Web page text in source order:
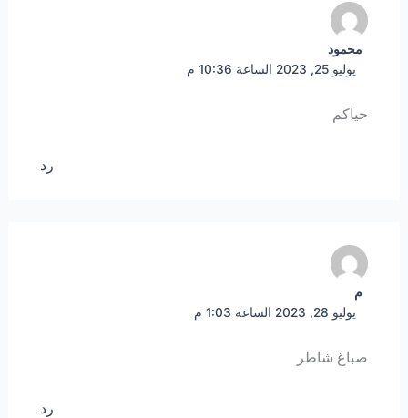
محمود
يوليو 25, 2023 الساعة 10:36 م
حياكم
رد
م
يوليو 28, 2023 الساعة 1:03 م
صباغ شاطر
رد